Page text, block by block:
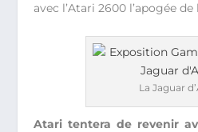
avec l’Atari 2600 l’apogée
La Jaguar
Atari tentera de revenir